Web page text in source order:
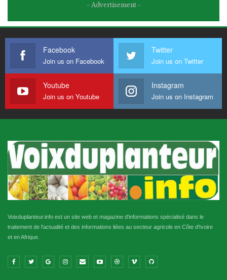
- Advertisement -
Facebook
Join us on Facebook
Twitter
Join us on Twitter
Youtube
Join us on Youtube
Instagram
Join us on Instagram
Voixduplanteur.info est un site web et magazine d'informations spécialisé dans le
traitement de l'actualité et des informations liées au secteur agricole en Côte d'Ivoire
et en Afrique.